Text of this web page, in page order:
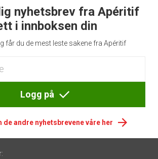
nyhetsbrev fra Apéritif
i innboksen din
får du de mest leste sakene fra Apéritif
Logg på
de andre nyhetsbrevene våre her